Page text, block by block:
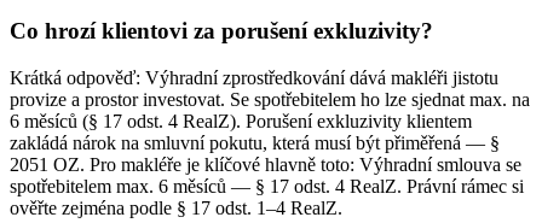
Co hrozí klientovi za porušení exkluzivity?
Krátká odpověď: Výhradní zprostředkování dává makléři jistotu
provize a prostor investovat. Se spotřebitelem ho lze sjednat max. na
6 měsíců (§ 17 odst. 4 RealZ). Porušení exkluzivity klientem
zakládá nárok na smluvní pokutu, která musí být přiměřená — §
2051 OZ. Pro makléře je klíčové hlavně toto: Výhradní smlouva se
spotřebitelem max. 6 měsíců — § 17 odst. 4 RealZ. Právní rámec si
ověřte zejména podle § 17 odst. 1–4 RealZ.